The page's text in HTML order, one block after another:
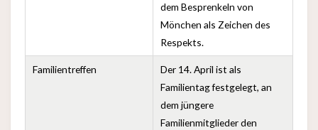
dem Besprenkeln von
Mönchen als Zeichen des
Respekts.
Familientreffen
Der 14. April ist als
Familientag festgelegt, an
dem jüngere
Familienmitglieder den